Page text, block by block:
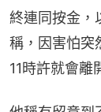
終連同按金，
稱，因害怕突
11時許就會離